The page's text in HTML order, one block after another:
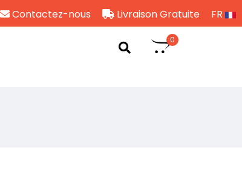
Contactez-nous Livraison Gratuite FR
0